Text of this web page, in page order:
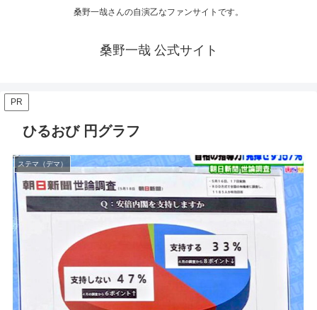
桑野一哉さんの自演乙なファンサイトです。
桑野一哉 公式サイト
PR
ひるおび 円グラフ
ステマ（デマ）